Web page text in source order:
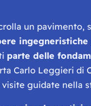
un pavimento,
parte delle
Carlo Leggieri di
visite guidate nella